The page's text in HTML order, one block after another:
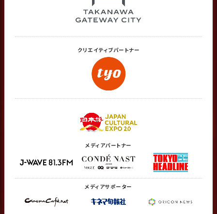
クリエイティブパートナー
メディアパートナー
メディアサポーター